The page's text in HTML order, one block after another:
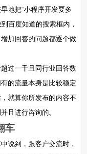
地把“小程序开发要多
百度知道的搜索框内，
加回答的问题都逐个做
过一千且同行业回答数
的流量本身是比较稳定
就算你所发布的内容不
且进行咨询的。
车
说到，跟客户交流时，